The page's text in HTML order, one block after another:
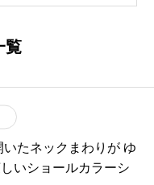
覧
いたネックまわりが ゆ
いショールカラーシ